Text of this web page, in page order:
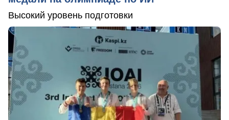
Высокий уровень подготовки